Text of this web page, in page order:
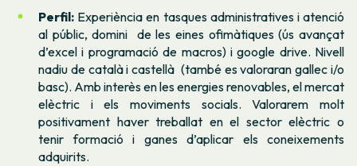
Perfil: Experiència en tasques administratives i atenció
al públic, domini de les eines ofimàtiques (ús avançat
d’excel i programació de macros) i google drive. Nivell
nadiu de català i castellà (també es valoraran gallec i/o
basc). Amb interès en les energies renovables, el mercat
elèctric i els moviments socials. Valorarem molt
positivament haver treballat en el sector elèctric o
tenir formació i ganes d’aplicar els coneixements
adquirits.